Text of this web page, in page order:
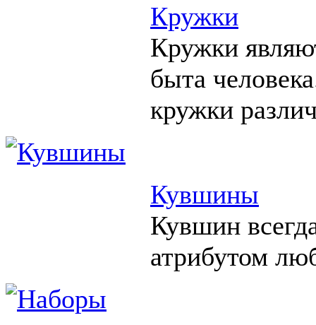
Кружки
Кружки
быта
кружки
Кувшины
Кувшин
атрибутом